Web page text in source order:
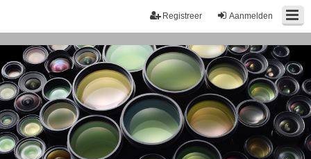
Aanmelden
Registreer